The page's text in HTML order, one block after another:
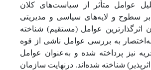
عوامل متأثر از سیاست‌های کلان
بر سطوح و لایه‌های سیاسی و مدیریتی
اثرگذارترین عوامل (مستقیم) شناخته
به بررسی عوامل ناشی از قوه
نیز پرداخته شده و به‌عنوان عوامل
اثرپذیر) شناخته شده‌اند. درنهایت سازمان